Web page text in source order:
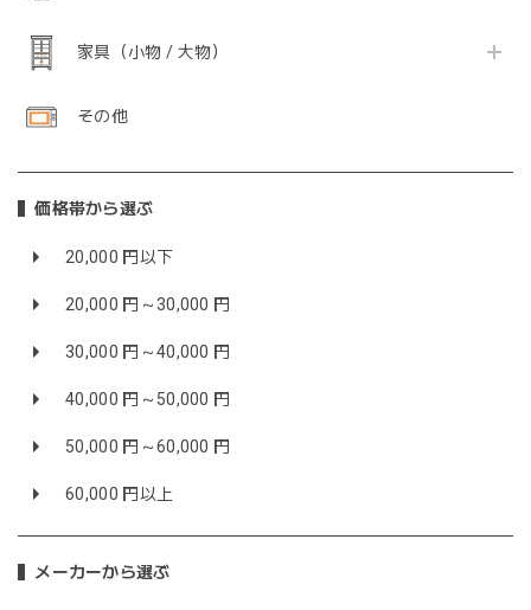
家具（小物 / 大物）
その他
価格帯から選ぶ
20,000 円以下
20,000 円～30,000 円
30,000 円～40,000 円
40,000 円～50,000 円
50,000 円～60,000 円
60,000 円以上
メーカーから選ぶ